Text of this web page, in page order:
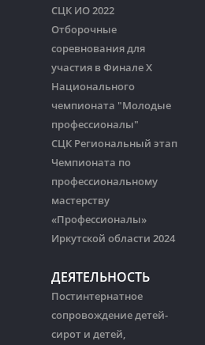
СЦК ИО 2022
Отборочные
соревнования для
участия в Финале Х
Национального
чемпионата "Молодые
профессионалы"
СЦК Региональный этап
Чемпионата по
профессиональному
мастерству
«Профессионалы»
Иркутской области 2024
ДЕЯТЕЛЬНОСТЬ
Постинтернатное
сопровождение детей-
сирот и детей,